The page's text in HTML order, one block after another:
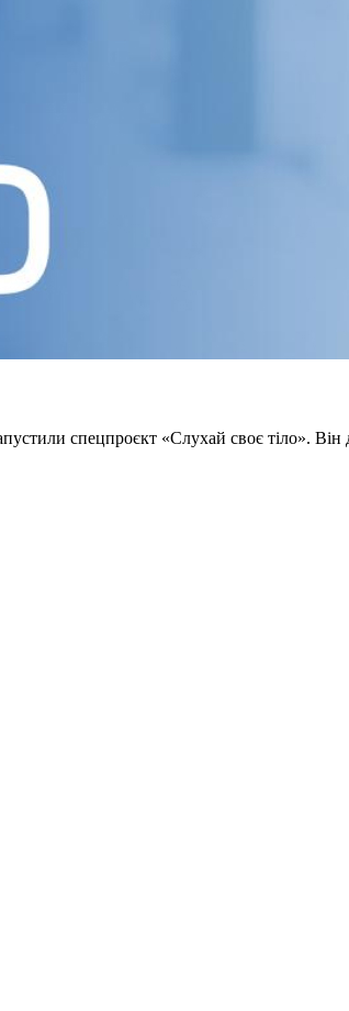
спецпроєкт «Слухай своє тіло».